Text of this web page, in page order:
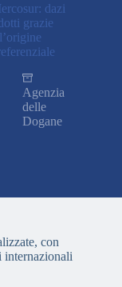
dazi
grazie
Agenzia
delle
Dogane
con
internazionali